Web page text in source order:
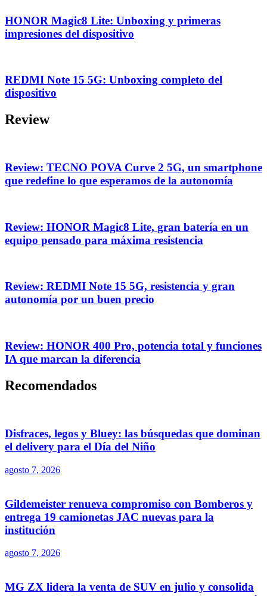
HONOR Magic8 Lite: Unboxing y primeras
impresiones del dispositivo
REDMI Note 15 5G: Unboxing completo del
dispositivo
Review
Review: TECNO POVA Curve 2 5G, un smartphone
que redefine lo que esperamos de la autonomía
Review: HONOR Magic8 Lite, gran batería en un
equipo pensado para máxima resistencia
Review: REDMI Note 15 5G, resistencia y gran
autonomía por un buen precio
Review: HONOR 400 Pro, potencia total y funciones
IA que marcan la diferencia
Recomendados
Disfraces, legos y Bluey: las búsquedas que dominan
el delivery para el Día del Niño
agosto 7, 2026
Gildemeister renueva compromiso con Bomberos y
entrega 19 camionetas JAC nuevas para la
institución
agosto 7, 2026
MG ZX lidera la venta de SUV en julio y consolida